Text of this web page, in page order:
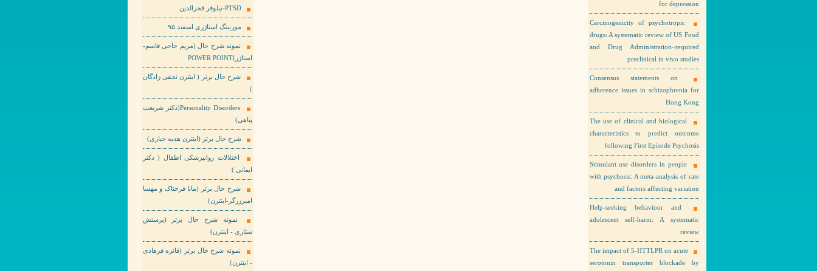
for depression
Carcinogenicity of psychotropic
drugs: A systematic review of US Food
and Drug Administration–required
preclinical in vivo studies
Consensus statements on
adherence issues in schizophrenia for
Hong Kong
The use of clinical and biological
characteristics to predict outcome
following First Episode Psychosis
Stimulant use disorders in people
with psychosis: A meta-analysis of rate
and factors affecting variation
Help-seeking behaviour and
adolescent self-harm: A systematic
review
The impact of 5-HTTLPR on acute
serotonin transporter blockade by
PTSD-نیلوفر فخرالدین
مورنینگ استاژری اسفند ۹۵
نمونه شرح حال (مریم حاجی قاسم-
استاژر)POWER POINT
شرح حال برتر ( اینترن نجفی زادگان
)
Personality Disorders(دکتر شریعت
پناهی)
شرح حال برتر (اینترن هدیه جباری)
اختلالات روانپزشکی اطفال ( دکتر
ایمانی )
شرح حال برتر (مانا فرحناک و مهسا
امیرزرگر-اینترن)
نمونه شرح حال برتر (پرستش
ستاری - اینترن)
نمونه شرح حال برتر (فائزه فرهادی
- اینترن)